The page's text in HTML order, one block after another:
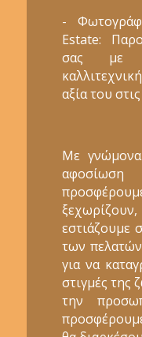
-
Estate:
σας με
αξία του
Με
εστιάζουμε
των
για να
στιγμές της
την